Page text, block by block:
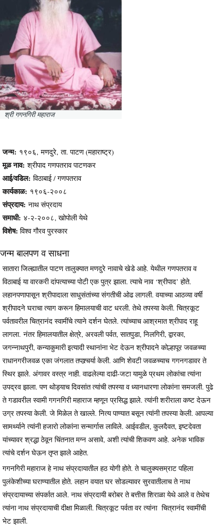
श्री गगनगिरी महाराज
जन्म: १९०६, मणदुरे, ता. पाटण (महाराष्ट्र)
मूळ नाव: श्रीपाद गणपतराव पाटणकर
आई/वडिल:विठाबाई / गणपतराव
कार्यकाळ: १९०६-२००८
संप्रदाय:नाथ संप्रदाय
समाधी: ४-२-२००८, खोपोली येथे
विशेष: विश्व गौरव पुरस्कार
जन्म बालपण व साधना
सातारा जिल्ह्यातील पाटण तालुक्यात मणदुरे नावाचे खेडे आहे. येथील गणपतराव व
विठाबाई या वारकरी दांपत्याच्या पोटी एक पुत्र झाला. त्याचे नाव ‘श्रीपाद’ होते.
लहानपणापासून श्रीपादाला साधुसंतांच्या संगतीची ओढ लागली. वयाच्या आठव्या वर्षी
श्रीपादने घराचा त्याग करून हिमालयाची वाट धरली. तेथे तपस्या केली. चित्रकूट
पर्वतावरील चित्रानंद स्वामींचे त्याने दर्शन घेतले. त्यांच्याच आश्रमात श्रीपाद राहू
लागला. नंतर हिमालयातील क्षेत्रे, अरवली पर्वत, सातपुडा, निलगिरी, द्वारका,
जगन्नाथपुरी, कन्याकुमारी इत्यादी स्थानांना भेट देऊन श्रीपादने कोल्हापूर जवळच्या
राधानगरीजवळ एका जंगलात तपश्र्चर्या केली. आणि शेवटी जवळच्याच गगनगडावर ते
स्थिर झाले. अंगावर वस्त्र नाही. वाढलेल्या दाढी-जटा यामुळे प्रथम लोकांचा त्यांना
उपद्रव झाला. पण थोड्याच दिवसांत त्यांची तपस्या व ध्यानधारणा लोकांना समजली. पुढे
ते गडावरील स्वामी गगनगिरी महाराज म्हणून प्रसिद्ध झाले. त्यांनी शरीराला कष्ट देऊन
उग्र तपस्या केली. जे मिळेल ते खाल्ले. नित्य पाण्यात बसून त्यांनी तपस्या केली. आपल्या
सामर्थ्याने त्यांनी हजारो लोकांना सन्मार्गास लाविले. आईवडील, कुलदैवत, इष्टदेवता
यांच्यावर श्रद्धा ठेवून चिंतनात मग्न असावे, अशी त्यांची शिकवण आहे. अनेक भाविक
त्यांचे दर्शन घेऊन तृप्त झाले आहेत.
गगनगिरी महाराज हे नाथ संप्रदायातील हठ योगी होते. ते चालुक्यसम्राट पहिला
पुलंकेशीच्या घराण्यातील होते. लहान वयात घर सोडल्यावर सुरवातीलाच ते नाथ
संप्रदायाच्या संपर्कात आले. नाथ संप्रदायी बरोबर ते बत्तीस शिराळा येथे आले व तेथेच
त्यांना नाथ संप्रदायाची दीक्षा मिळाली. चित्रकूट पर्वता वर त्यांना चित्रानंद स्वामींची
भेट झाली.